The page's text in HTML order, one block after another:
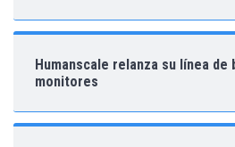
Humanscale relanza su línea de
monitores